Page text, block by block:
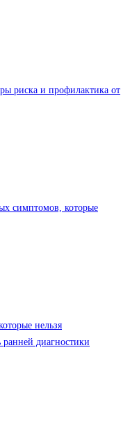
риска и профилактика от
симптомов, которые
нельзя
диагностики